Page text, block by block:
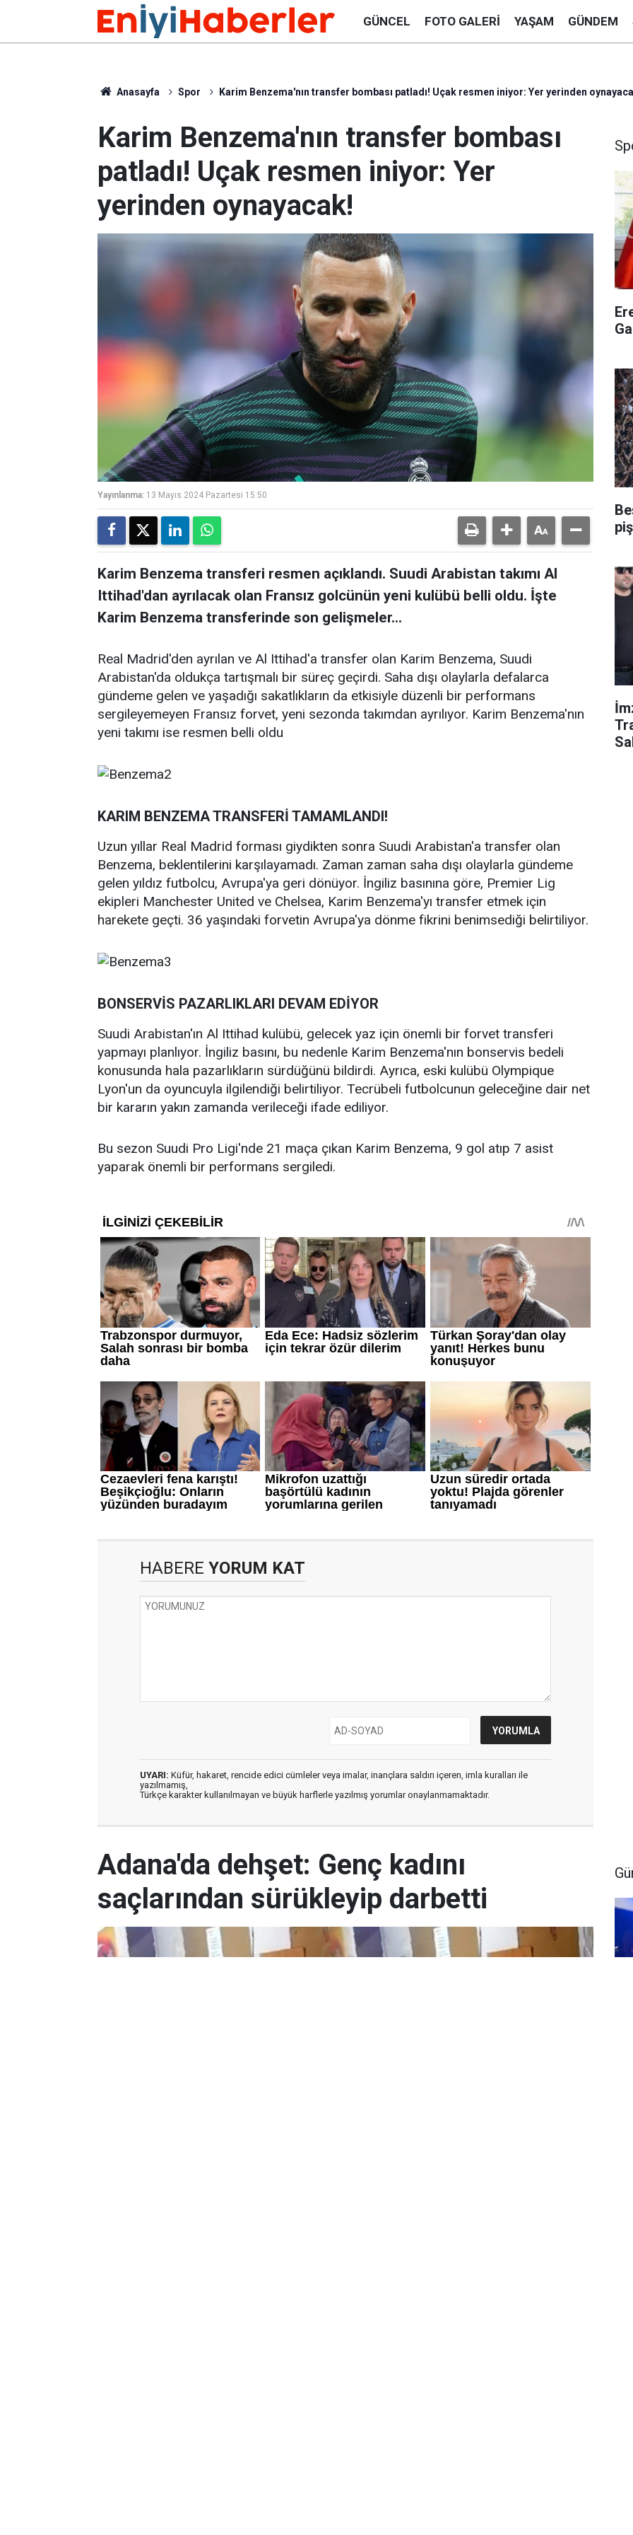
GÜNCEL FOTO GALERI YAŞAM GÜNDEM
Anasayfa Spor Karim Benzema'nın transfer bombası patladı! Uçak resmen iniyor: Yer yerinden
Karim Benzema'nın transfer bombası
patladı! Uçak resmen iniyor: Yer
yerinden oynayacak!
Yayınlanma: 13 Mayıs 2024 Pazartesi 15:50
Karim Benzema transferi resmen açıklandı. Suudi Arabistan takımı Al
Ittihad'dan ayrılacak olan Fransız golcünün yeni kulübü belli oldu. İşte
Karim Benzema transferinde son gelişmeler...
Real Madrid'den ayrılan ve Al Ittihad'a transfer olan Karim Benzema, Suudi
Arabistan'da oldukça tartışmalı bir süreç geçirdi. Saha dışı olaylarla defalarca
gündeme gelen ve yaşadığı sakatlıkların da etkisiyle düzenli bir performans
sergileyemeyen Fransız forvet, yeni sezonda takımdan ayrılıyor. Karim Benzema'nın
yeni takımı ise resmen belli oldu
KARIM BENZEMA TRANSFERİ TAMAMLANDI!
Uzun yıllar Real Madrid forması giydikten sonra Suudi Arabistan'a transfer olan
Benzema, beklentilerini karşılayamadı. Zaman zaman saha dışı olaylarla gündeme
gelen yıldız futbolcu, Avrupa'ya geri dönüyor. İngiliz basınına göre, Premier Lig
ekipleri Manchester United ve Chelsea, Karim Benzema'yı transfer etmek için
harekete geçti. 36 yaşındaki forvetin Avrupa'ya dönme fikrini benimsediği belirtiliyor.
BONSERVİS PAZARLIKLARI DEVAM EDİYOR
Suudi Arabistan'ın Al Ittihad kulübü, gelecek yaz için önemli bir forvet transferi
yapmayı planlıyor. İngiliz basını, bu nedenle Karim Benzema'nın bonservis bedeli
konusunda hala pazarlıkların sürdüğünü bildirdi. Ayrıca, eski kulübü Olympique
Lyon'un da oyuncuyla ilgilendiği belirtiliyor. Tecrübeli futbolcunun geleceğine dair net
bir kararın yakın zamanda verileceği ifade ediliyor.
Bu sezon Suudi Pro Ligi'nde 21 maça çıkan Karim Benzema, 9 gol atıp 7 asist
yaparak önemli bir performans sergiledi.
HABERE YORUM KAT
UYARI: Küfür, hakaret, rencide edici cümleler veya imalar, inançlara saldırı içeren, imla kuralları ile
yazılmamış,
Türkçe karakter kullanılmayan ve büyük harflerle yazılmış yorumlar onaylanmamaktadır.
Adana'da dehşet: Genç kadını
saçlarından sürükleyip darbetti